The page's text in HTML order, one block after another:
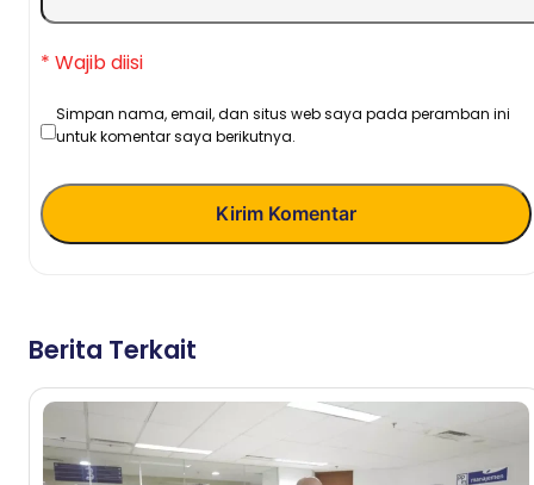
* Wajib diisi
Simpan nama, email, dan situs web saya pada peramban ini
untuk komentar saya berikutnya.
Kirim Komentar
Berita Terkait